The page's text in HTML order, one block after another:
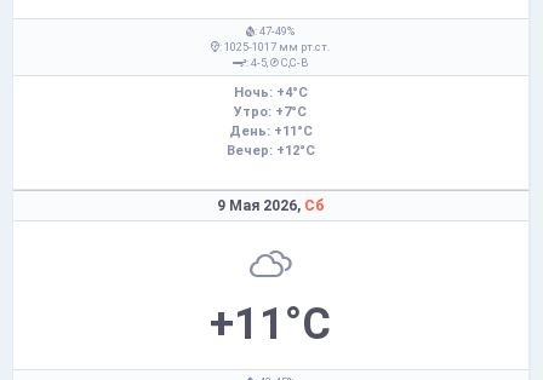
: 47-49%
: 1025-1017 мм рт.ст.
: 4-5,
С,С-В
Ночь: +4°C
Утро: +7°C
День: +11°C
Вечер: +12°C
9 Мая 2026, Сб
+11°C